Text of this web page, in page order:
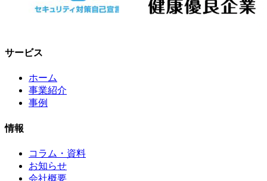
サービス
ホーム
事業紹介
事例
情報
コラム・資料
お知らせ
会社概要